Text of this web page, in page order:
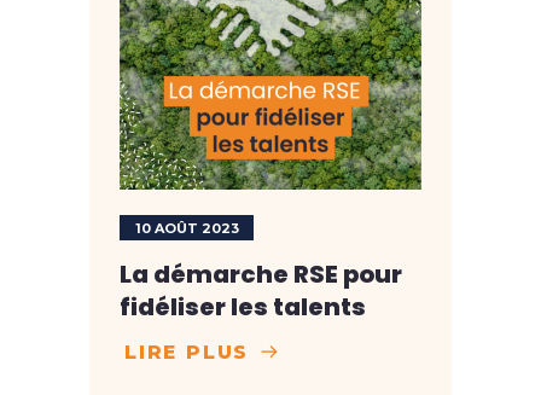
10 AOÛT 2023
La démarche RSE pour
fidéliser les talents
LIRE PLUS